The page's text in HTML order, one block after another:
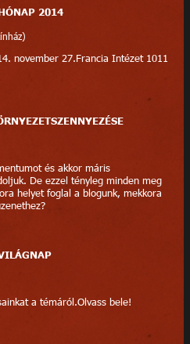
2014
november 27.Francia Intézet 1011
és akkor máris
De ezzel tényleg minden meg
helyet foglal a blogunk, mekkora
a témáról.Olvass bele!